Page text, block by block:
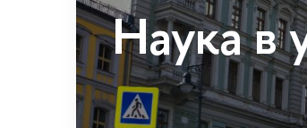
Наука в